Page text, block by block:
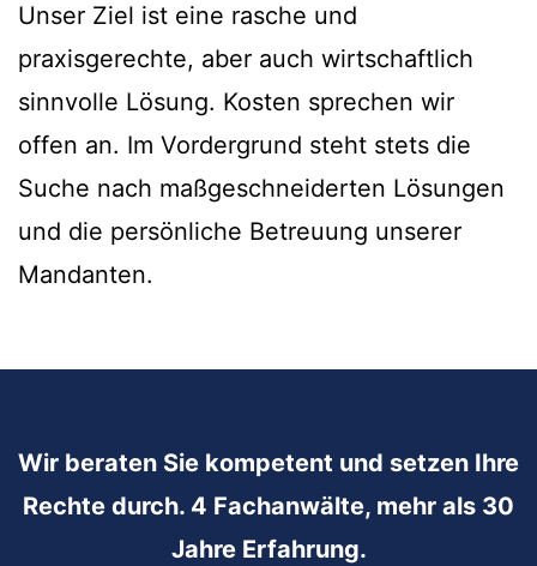
Unser Ziel ist eine rasche und
praxisgerechte, aber auch wirtschaftlich
sinnvolle Lösung. Kosten sprechen wir
offen an. Im Vordergrund steht stets die
Suche nach maßgeschneiderten Lösungen
und die persönliche Betreuung unserer
Mandanten.
Wir beraten Sie kompetent und setzen Ihre
Rechte durch. 4 Fachanwälte, mehr als 30
Jahre Erfahrung.